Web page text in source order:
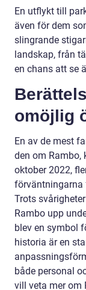
En utflykt till
även för dem
slingrande
landskap, från
en chans att se
omöjlig
En av de mest
den om Rambo,
oktober 2022,
förväntningarna
Trots
Rambo upp
blev en symbol
historia är en
både personal
vill veta mer om